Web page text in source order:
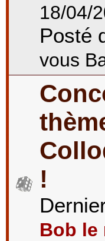
18/04/
Posté
vous
!
Bob le